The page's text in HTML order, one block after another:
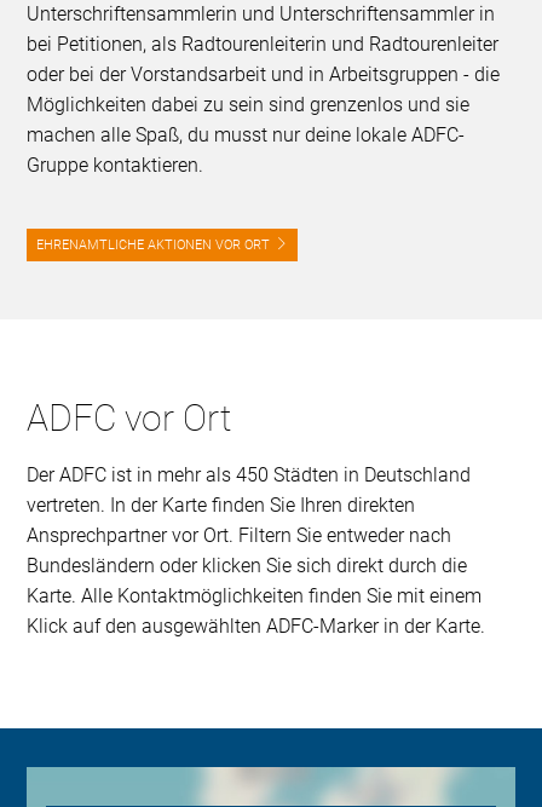
Unterschriftensammlerin und Unterschriftensammler in
bei Petitionen, als Radtourenleiterin und Radtourenleiter
oder bei der Vorstandsarbeit und in Arbeitsgruppen - die
Möglichkeiten dabei zu sein sind grenzenlos und sie
machen alle Spaß, du musst nur deine lokale ADFC-
Gruppe kontaktieren.
EHRENAMTLICHE AKTIONEN VOR ORT
ADFC vor Ort
Der ADFC ist in mehr als 450 Städten in Deutschland
vertreten. In der Karte finden Sie Ihren direkten
Ansprechpartner vor Ort. Filtern Sie entweder nach
Bundesländern oder klicken Sie sich direkt durch die
Karte. Alle Kontaktmöglichkeiten finden Sie mit einem
Klick auf den ausgewählten ADFC-Marker in der Karte.